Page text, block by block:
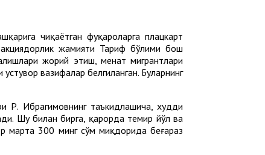
чиқаётган фуқароларга плацкарт
жамияти Тариф бўлими бош
жорий этиш, меҳнат мигрантлари
вазифалар белгиланган. Буларнинг
Р. Ибрагимовнинг таъкидлашича, худди
Шу билан бирга, қарорда темир йўл ва
марта 300 минг сўм миқдорида беғараз